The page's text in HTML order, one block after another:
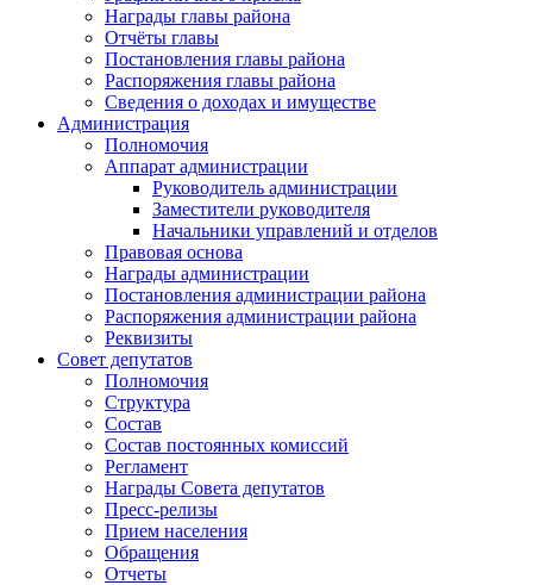
Награды главы района
Отчёты главы
Постановления главы района
Распоряжения главы района
Сведения о доходах и имуществе
Администрация
Полномочия
Аппарат администрации
Руководитель администрации
Заместители руководителя
Начальники управлений и отделов
Правовая основа
Награды администрации
Постановления администрации района
Распоряжения администрации района
Реквизиты
Совет депутатов
Полномочия
Структура
Состав
Состав постоянных комиссий
Регламент
Награды Совета депутатов
Пресс-релизы
Прием населения
Обращения
Отчеты